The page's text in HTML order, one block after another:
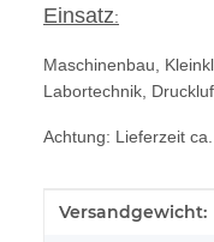
Einsatz:
Maschinenbau,
Labortechnik,
Achtung: Lieferzeit
Produkteigenschaft
Wert
Versandgewicht: